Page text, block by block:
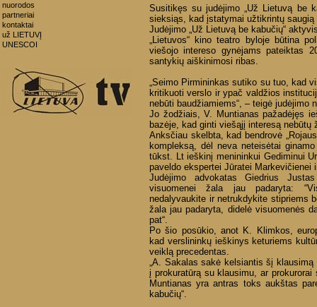
nuorodos
partneriai
kontaktai
už LIETUVĮ
UNESCOI
Susitikęs su judėjimo „Už Lietuvą be
sieksiąs, kad įstatymai užtikrintų
Judėjimo „Už Lietuvą be kabučių“
„Lietuvos“ kino teatro byloje būtina
viešojo intereso gynėjams pateiktas
santykių aiškinimosi ribas.
„Seimo Pirmininkas sutiko su tuo, kad
kritikuoti verslo ir ypač valdžios
nebūti baudžiamiems“, – teigė judėjimo
Jo žodžiais, V. Muntianas pažadėjęs
bazėje, kad ginti viešąjį interesą nebūtų
Anksčiau skelbta, kad bendrovė
kompleksą, dėl neva neteisėtai
tūkst. Lt ieškinį menininkui Gediminui
paveldo ekspertei Jūratei
Judėjimo advokatas Giedrius
visuomenei žala jau padaryta:
nedalyvaukite ir netrukdykite stipriems
žala jau padaryta, didelė visuomenės
pat“.
Po šio posūkio, anot K. Klimkos,
kad verslininkų ieškinys keturiems
veiklą precedentas.
„A. Sakalas sakė kelsiantis šį
į prokuratūrą su klausimu, ar
Muntianas yra antras toks aukštas
kabučių“.